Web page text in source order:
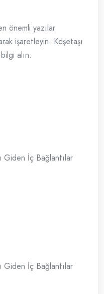
önemli yazılar
işaretleyin. Köşetaşı
alın.
Giden İç Bağlantılar
Giden İç Bağlantılar